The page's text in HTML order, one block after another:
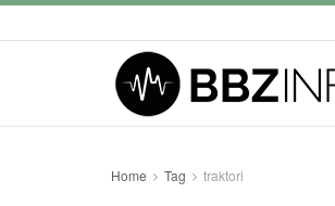
Home Tag traktori